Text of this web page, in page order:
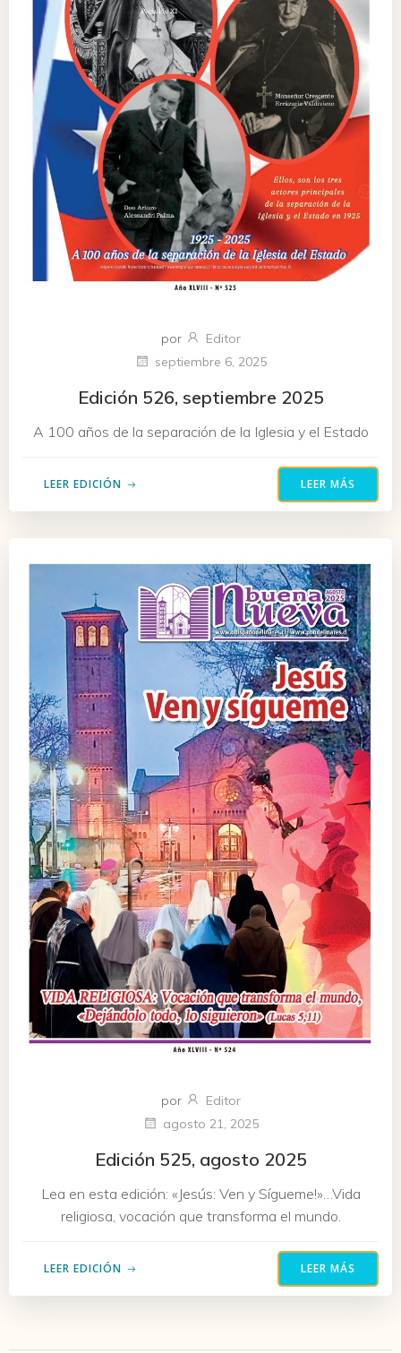
por
Editor
septiembre 6, 2025
Edición 526, septiembre 2025
A 100 años de la separación de la Iglesia y el Estado
LEER EDICIÓN LEER MÁS
por
Editor
agosto 21, 2025
Edición 525, agosto 2025
Lea en esta edición: «Jesús: Ven y Sígueme!»…Vida
religiosa, vocación que transforma el mundo.
LEER EDICIÓN LEER MÁS